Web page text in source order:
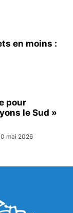
en moins :
pour
le Sud »
mai 2026